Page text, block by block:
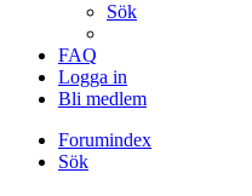
Sök
FAQ
Logga in
Bli medlem
Forumindex
Sök